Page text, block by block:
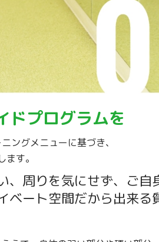
ドプログラムを
ングメニューに基づき、
す。
、周りを気にせず、ご自
ベート空間だから出来る